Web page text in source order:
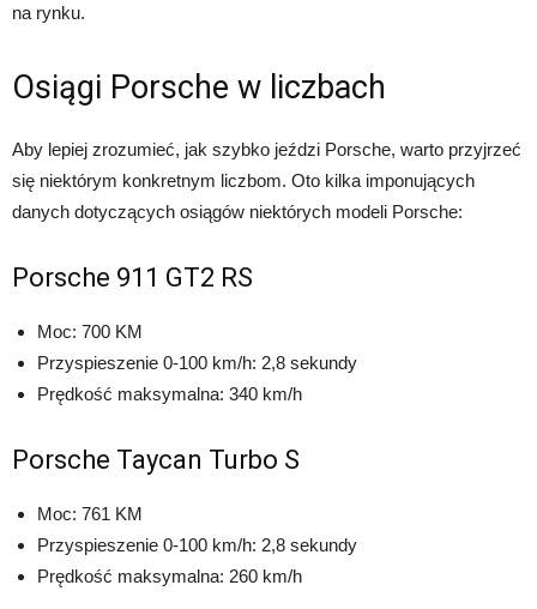
na rynku.
Osiągi Porsche w liczbach
Aby lepiej zrozumieć, jak szybko jeździ Porsche, warto przyjrzeć
się niektórym konkretnym liczbom. Oto kilka imponujących
danych dotyczących osiągów niektórych modeli Porsche:
Porsche 911 GT2 RS
Moc: 700 KM
Przyspieszenie 0-100 km/h: 2,8 sekundy
Prędkość maksymalna: 340 km/h
Porsche Taycan Turbo S
Moc: 761 KM
Przyspieszenie 0-100 km/h: 2,8 sekundy
Prędkość maksymalna: 260 km/h